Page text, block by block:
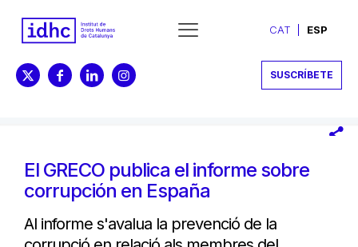
CAT ESP
SUSCRÍBETE
El GRECO publica el informe sobre
corrupción en España
Al informe s'avalua la prevenció de la